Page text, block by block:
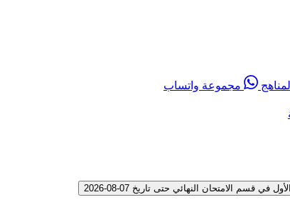
مجموعة واتساب
الامتحان النهائي حتى تاريخ 07-08-2026